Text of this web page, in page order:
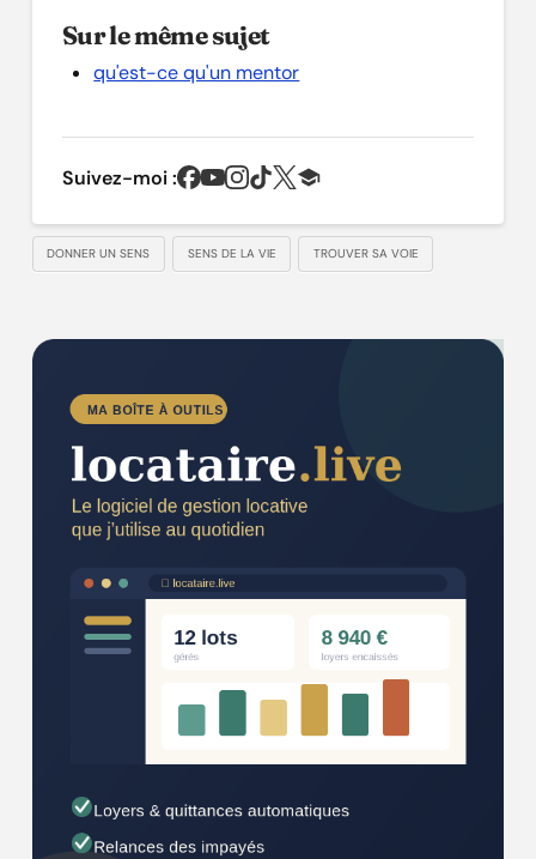
Sur le même sujet
qu'est-ce qu'un mentor
Suivez-moi :
DONNER UN SENS SENS DE LA VIE TROUVER SA VOIE